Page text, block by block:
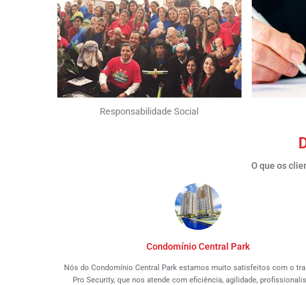
Responsabilidade Social
O que os
Condomínio Central Park
Nós do Condomínio Central Park estamos muito satisfeitos com o
Pro Security, que nos atende com eficiência, agilidade,